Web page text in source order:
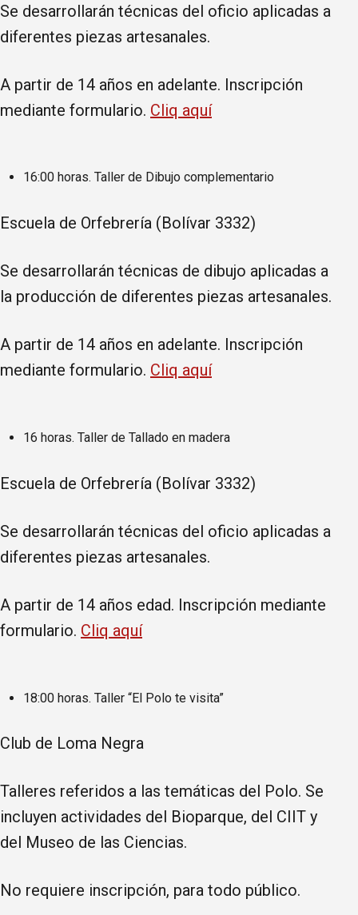
Se desarrollarán técnicas del oficio aplicadas a
diferentes piezas artesanales.
A partir de 14 años en adelante. Inscripción
mediante formulario. Cliq aquí
16:00 horas. Taller de Dibujo complementario
Escuela de Orfebrería (Bolívar 3332)
Se desarrollarán técnicas de dibujo aplicadas a
la producción de diferentes piezas artesanales.
A partir de 14 años en adelante. Inscripción
mediante formulario. Cliq aquí
16 horas. Taller de Tallado en madera
Escuela de Orfebrería (Bolívar 3332)
Se desarrollarán técnicas del oficio aplicadas a
diferentes piezas artesanales.
A partir de 14 años edad. Inscripción mediante
formulario. Cliq aquí
18:00 horas. Taller “El Polo te visita”
Club de Loma Negra
Talleres referidos a las temáticas del Polo. Se
incluyen actividades del Bioparque, del CIIT y
del Museo de las Ciencias.
No requiere inscripción, para todo público.